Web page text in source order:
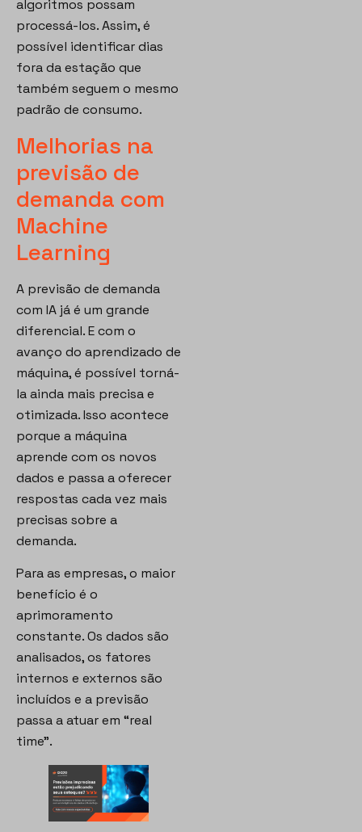
algoritmos possam
processá-los. Assim, é
possível identificar dias
fora da estação que
também seguem o mesmo
padrão de consumo.
Melhorias na
previsão de
demanda com
Machine
Learning
A previsão de demanda
com IA já é um grande
diferencial. E com o
avanço do aprendizado de
máquina, é possível torná-
la ainda mais precisa e
otimizada. Isso acontece
porque a máquina
aprende com os novos
dados e passa a oferecer
respostas cada vez mais
precisas sobre a
demanda.
Para as empresas, o maior
benefício é o
aprimoramento
constante. Os dados são
analisados, os fatores
internos e externos são
incluídos e a previsão
passa a atuar em “real
time”.